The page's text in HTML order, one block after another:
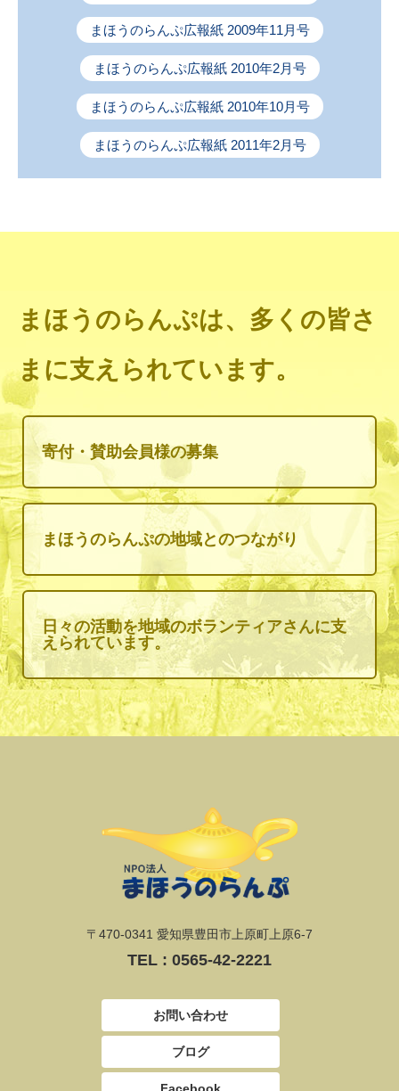
まほうのらんぷ広報紙 2009年11月号
まほうのらんぷ広報紙 2010年2月号
まほうのらんぷ広報紙 2010年10月号
まほうのらんぷ広報紙 2011年2月号
まほうのらんぷは、多くの皆さ
まに支えられています。
寄付・賛助会員様の募集
まほうのらんぷの地域とのつながり
日々の活動を地域のボランティアさんに支
えられています。
〒470-0341 愛知県豊田市上原町上原6-7
TEL : 0565-42-2221
お問い合わせ
ブログ